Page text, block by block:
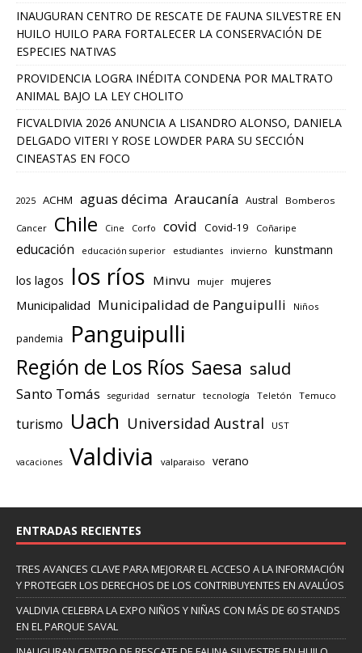
INAUGURAN CENTRO DE RESCATE DE FAUNA SILVESTRE EN
HUILO HUILO PARA FORTALECER LA CONSERVACIÓN DE
ESPECIES NATIVAS
PROVIDENCIA LOGRA INÉDITA CONDENA POR MALTRATO
ANIMAL BAJO LA LEY CHOLITO
FICVALDIVIA 2026 ANUNCIA A LISANDRO ALONSO, DANIELA
DELGADO VITERI Y ROSE LOWDER PARA SU SECCIÓN
CINEASTAS EN FOCO
2025 ACHM aguas décima Araucanía Austral Bomberos
Cancer Chile Cine Corfo covid Covid-19 Coñaripe
educación educación superior estudiantes invierno kunstmann
los lagos los ríos Minvu mujer mujeres
Municipalidad Municipalidad de Panguipulli Niños
pandemia Panguipulli
Región de Los Ríos Saesa salud
Santo Tomás seguridad sernatur tecnología Teletón Temuco
turismo Uach Universidad Austral UST
vacaciones Valdivia valparaiso verano
ENTRADAS RECIENTES
TRES AVANCES CLAVE PARA MEJORAR EL ACCESO A LA INFORMACIÓN
Y PROTEGER LOS DERECHOS DE LOS CONTRIBUYENTES EN AVALÚOS
VALDIVIA CELEBRA LA EXPO NIÑOS Y NIÑAS CON MÁS DE 60 STANDS
EN EL PARQUE SAVAL